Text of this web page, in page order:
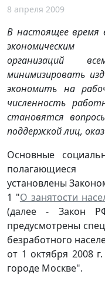
8 апреля 2009
В настоящее время
экономическим
организаций
минимизировать
экономить на
численность
становятся
поддержкой лиц,
Основные
полагающиеся
установлены
1 "О занятости
(далее - Закон
предусмотрены
безработного
от 1 октября 2008
городе Москве".